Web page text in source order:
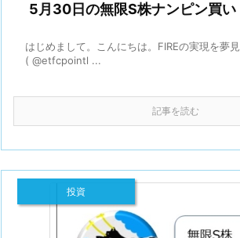
5月30日の無限S株ナンピン買い
はじめまして。こんにちは。FIREの実現を夢
( @etfcpointl ...
記事を読む
投資